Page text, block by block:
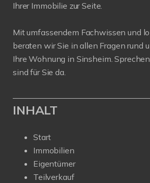
Ihrer Immobilie zur Seite.
Mit umfassendem Fachwissen und
beraten wir Sie in allen Fragen rund
Ihre Wohnung in Sinsheim.
sind für Sie da.
INHALT
Start
Immobilien
Eigentümer
Teilverkauf